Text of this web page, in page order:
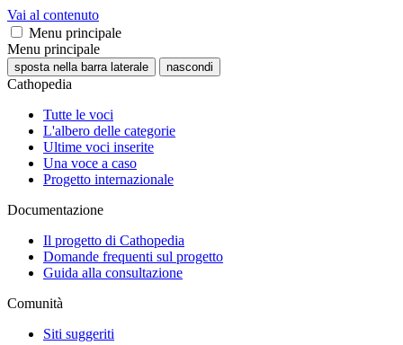
Vai al contenuto
Menu principale
Menu principale
sposta nella barra laterale nascondi
Cathopedia
Tutte le voci
L'albero delle categorie
Ultime voci inserite
Una voce a caso
Progetto internazionale
Documentazione
Il progetto di Cathopedia
Domande frequenti sul progetto
Guida alla consultazione
Comunità
Siti suggeriti